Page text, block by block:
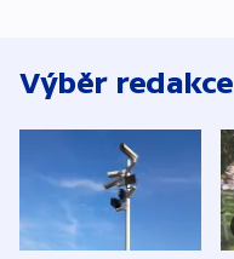
Výběr redakce